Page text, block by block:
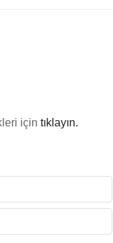
için tıklayın.